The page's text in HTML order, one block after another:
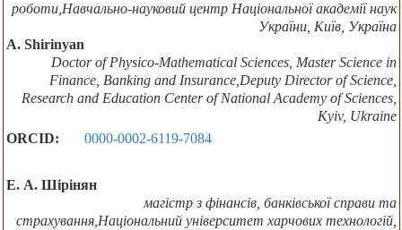
роботи,Навчально-науковий центр Національної академії наук
України, Київ, Україна
A. Shirinyan
Doctor of Physico-Mathematical Sciences, Master Science in
Finance, Banking and Insurance,Deputy Director of Science,
Research and Education Center of National Academy of Sciences,
Kyiv, Ukraine
ORCID:
0000-0002-6119-7084
Е. А. Шірінян
магістр з фінансів, банківської справи та
страхування,Національний університет харчових технологій,